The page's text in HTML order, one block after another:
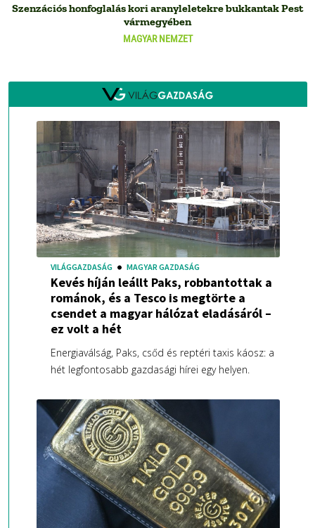
MAGYAR NEMZET
Szenzációs honfoglalás kori aranyleletekre bukkantak Pest
vármegyében
VILÁGGAZDASÁG MAGYAR GAZDASÁG
Kevés híján leállt Paks, robbantottak a
románok, és a Tesco is megtörte a
csendet a magyar hálózat eladásáról –
ez volt a hét
Energiaválság, Paks, csőd és reptéri taxis káosz: a
hét legfontosabb gazdasági hírei egy helyen.